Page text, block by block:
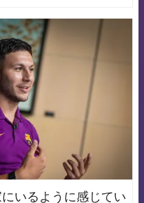
Barcelona badge
いるように感じてい